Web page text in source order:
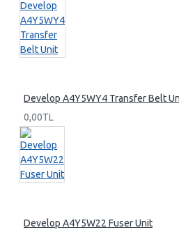
Develop A4Y5WY4 Transfer Belt
0,00TL
Develop A4Y5W22 Fuser Unit